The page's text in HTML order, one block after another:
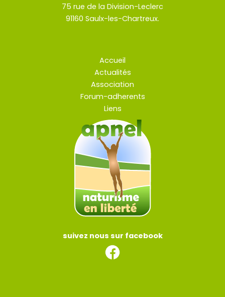
75 rue de la Division-Leclerc
91160 Saulx-les-Chartreux.
Accueil
Actualités
Association
Forum-adherents
Liens
suivez nous sur facebook